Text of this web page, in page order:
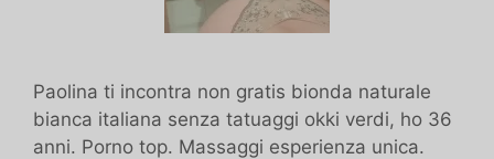
Paolina ti incontra non gratis bionda naturale
bianca italiana senza tatuaggi okki verdi, ho 36
anni. Porno top. Massaggi esperienza unica.